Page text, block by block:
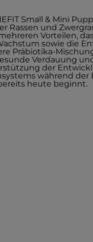
Small & Mini
Rassen und
Vorteilen,
sowie die
Präbiotika-
Verdauung
der
während der
heute beginnt.